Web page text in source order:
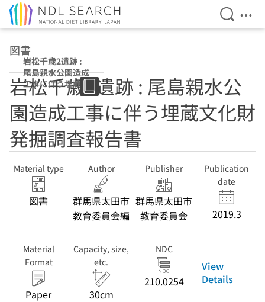
Open
図書
岩松千歳2遺跡 :
尾島親水公園造成
工事に伴う埋蔵文
化財発掘調査報告
書
岩松千歳2遺跡 : 尾島親水公
園造成工事に伴う埋蔵文化財
発掘調査報告書
Material type
図書
Author
群馬県太田市
教育委員会編
Publisher
群馬県太田市
教育委員会
Publication
date
2019.3
Material
Format
Paper
Capacity, size,
etc.
30cm
NDC
210.0254
View
Details